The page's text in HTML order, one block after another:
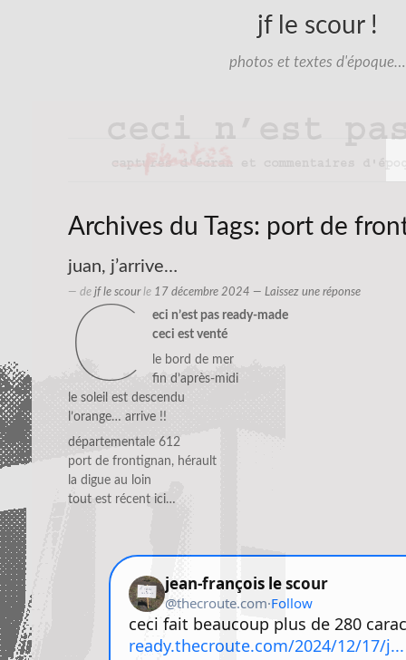
jf le scour !
photos et textes d'époque…
Archives du Tags: port de
juan, j’arrive…
— de jf le scourle 17 décembre 2024 — Laissez une réponse
c
eci n’est pas ready-made
ceci est venté
le bord de mer
fin d’après-midi
le soleil est descendu
l’orange… arrive !!
départementale 612
port de frontignan, hérault
la digue au loin
tout est récent ici…